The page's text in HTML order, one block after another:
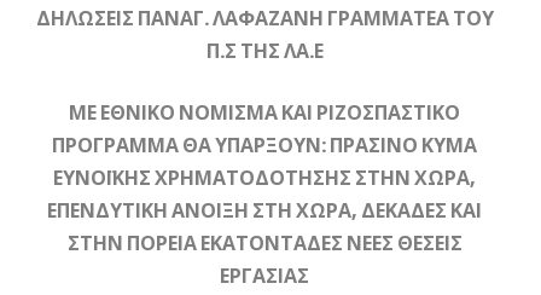
ΔΗΛΩΣΕΙΣ ΠΑΝΑΓ. ΛΑΦΑΖΑΝΗ ΓΡΑΜΜΑΤΕΑ ΤΟΥ
Π.Σ ΤΗΣ ΛΑ.Ε
ΜΕ ΕΘΝΙΚΟ ΝΟΜΙΣΜΑ ΚΑΙ ΡΙΖΟΣΠΑΣΤΙΚΟ
ΠΡΟΓΡΑΜΜΑ ΘΑ ΥΠΑΡΞΟΥΝ: ΠΡΑΣΙΝΟ ΚΥΜΑ
ΕΥΝΟΪΚΗΣ ΧΡΗΜΑΤΟΔΟΤΗΣΗΣ ΣΤΗΝ ΧΩΡΑ,
ΕΠΕΝΔΥΤΙΚΗ ΑΝΟΙΞΗ ΣΤΗ ΧΩΡΑ, ΔΕΚΑΔΕΣ ΚΑΙ
ΣΤΗΝ ΠΟΡΕΙΑ ΕΚΑΤΟΝΤΑΔΕΣ ΝΕΕΣ ΘΕΣΕΙΣ
ΕΡΓΑΣΙΑΣ